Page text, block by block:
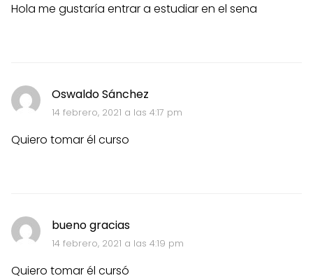
Hola me gustaría entrar a estudiar en el sena
Oswaldo Sánchez
14 febrero, 2021 a las 4:17 pm
Quiero tomar él curso
bueno gracias
14 febrero, 2021 a las 4:19 pm
Quiero tomar él cursó